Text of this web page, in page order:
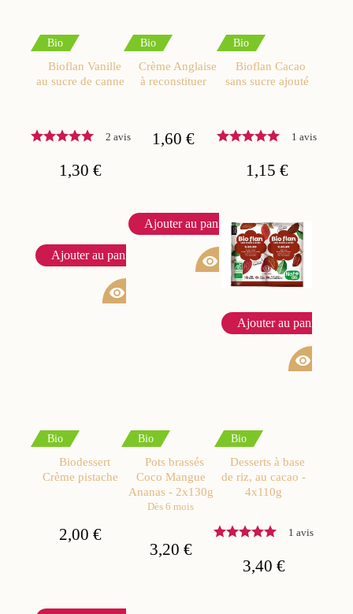
Bio
Bioflan Vanille
au sucre de canne
2 avis
1,30 €
Ajouter au panier
visibility
Bio
Crème Anglaise
à reconstituer
1,60 €
Ajouter au panier
visibility
Bio
Bioflan Cacao
sans sucre ajouté
1 avis
1,15 €
Ajouter au panier
visibility
Bio
Biodessert
Crème pistache
2,00 €
Bio
Pots brassés
Coco Mangue
Ananas - 2x130g
Dès 6 mois
3,20 €
Bio
Desserts à base
de riz, au cacao -
4x110g
1 avis
3,40 €